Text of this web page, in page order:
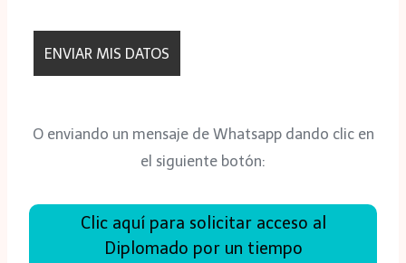
O enviando un mensaje de Whatsapp dando clic en
el siguiente botón:
Clic aquí para solicitar acceso al
Diplomado por un tiempo